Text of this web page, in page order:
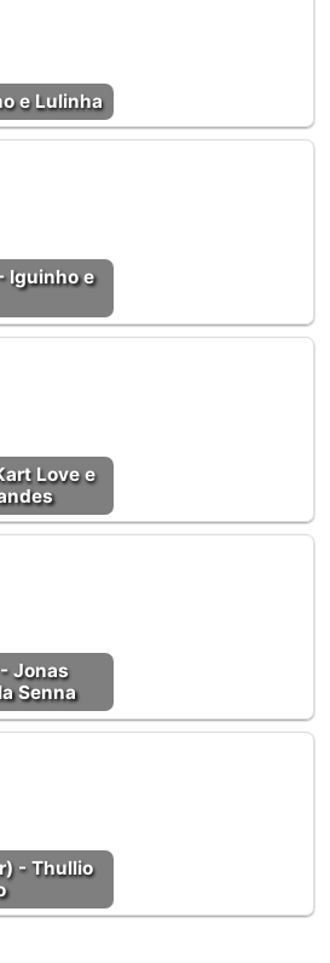
e Lulinha
Iguinho e
Love e
Jonas
Senna
- Thullio